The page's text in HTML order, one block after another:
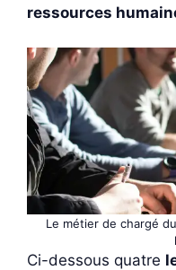
ressources
Le métier de chargé
Ci-dessous quatre